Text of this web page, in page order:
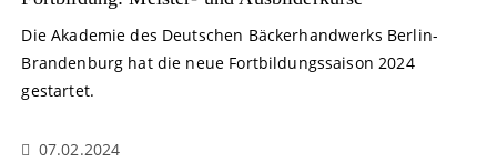
Die Akademie des Deutschen Bäckerhandwerks Berlin-
Brandenburg hat die neue Fortbildungssaison 2024
gestartet.
07.02.2024